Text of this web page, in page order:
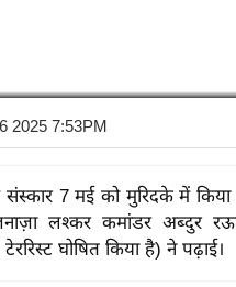
2025 7:53PM
7 मई को मुरिदके में किया
लश्कर कमांडर अब्दुर
घोषित किया है) ने पढ़ाई।